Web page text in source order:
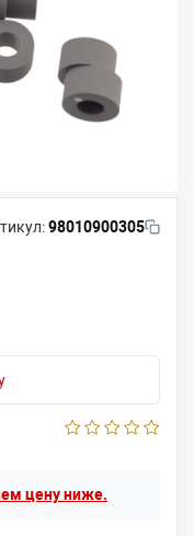
98010900305
цену ниже.